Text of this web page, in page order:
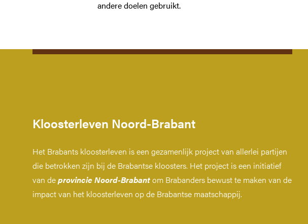
andere doelen gebruikt.
Kloosterleven Noord-Brabant
Het Brabants kloosterleven is een gezamenlijk project van allerlei partijen
die betrokken zijn bij de Brabantse kloosters. Het project is een initiatief
van deprovincie Noord-Brabantom Brabanders bewust te maken van de
impact van het kloosterleven op de Brabantse maatschappij.